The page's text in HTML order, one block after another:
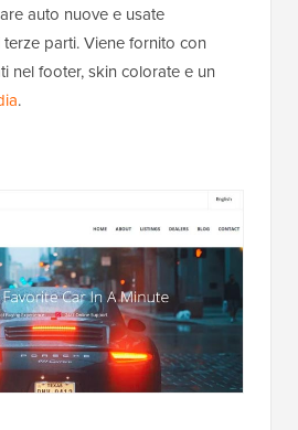
auto nuove e usate
parti. Viene fornito con
nel footer, skin colorate e un
.